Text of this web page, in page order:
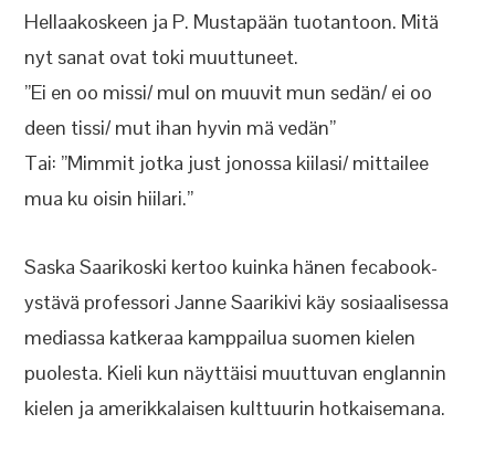
Hellaakoskeen ja P. Mustapään tuotantoon. Mitä
nyt sanat ovat toki muuttuneet.
”Ei en oo missi/ mul on muuvit mun sedän/ ei oo
deen tissi/ mut ihan hyvin mä vedän”
Tai: ”Mimmit jotka just jonossa kiilasi/ mittailee
mua ku oisin hiilari.”
Saska Saarikoski kertoo kuinka hänen fecabook-
ystävä professori Janne Saarikivi käy sosiaalisessa
mediassa katkeraa kamppailua suomen kielen
puolesta. Kieli kun näyttäisi muuttuvan englannin
kielen ja amerikkalaisen kulttuurin hotkaisemana.